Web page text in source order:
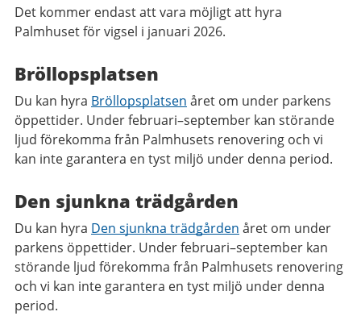
Det kommer endast att vara möjligt att hyra
Palmhuset för vigsel i januari 2026.
Bröllopsplatsen
Du kan hyra Bröllopsplatsen året om under parkens
öppettider. Under februari–september kan störande
ljud förekomma från Palmhusets renovering och vi
kan inte garantera en tyst miljö under denna period.
Den sjunkna trädgården
Du kan hyra Den sjunkna trädgården året om under
parkens öppettider. Under februari–september kan
störande ljud förekomma från Palmhusets renovering
och vi kan inte garantera en tyst miljö under denna
period.